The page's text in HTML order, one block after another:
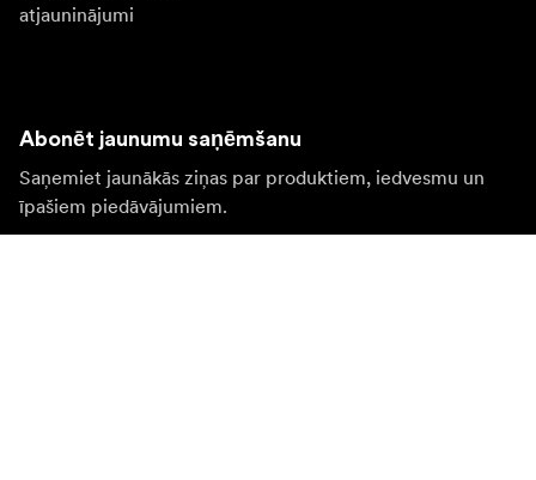
atjauninājumi
Abonēt jaunumu saņēmšanu
Saņemiet jaunākās ziņas par produktiem, iedvesmu un
īpašiem piedāvājumiem.